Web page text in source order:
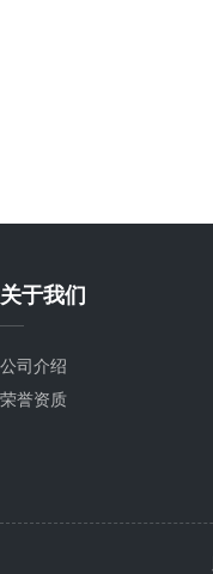
关于我们
公司介绍
荣誉资质